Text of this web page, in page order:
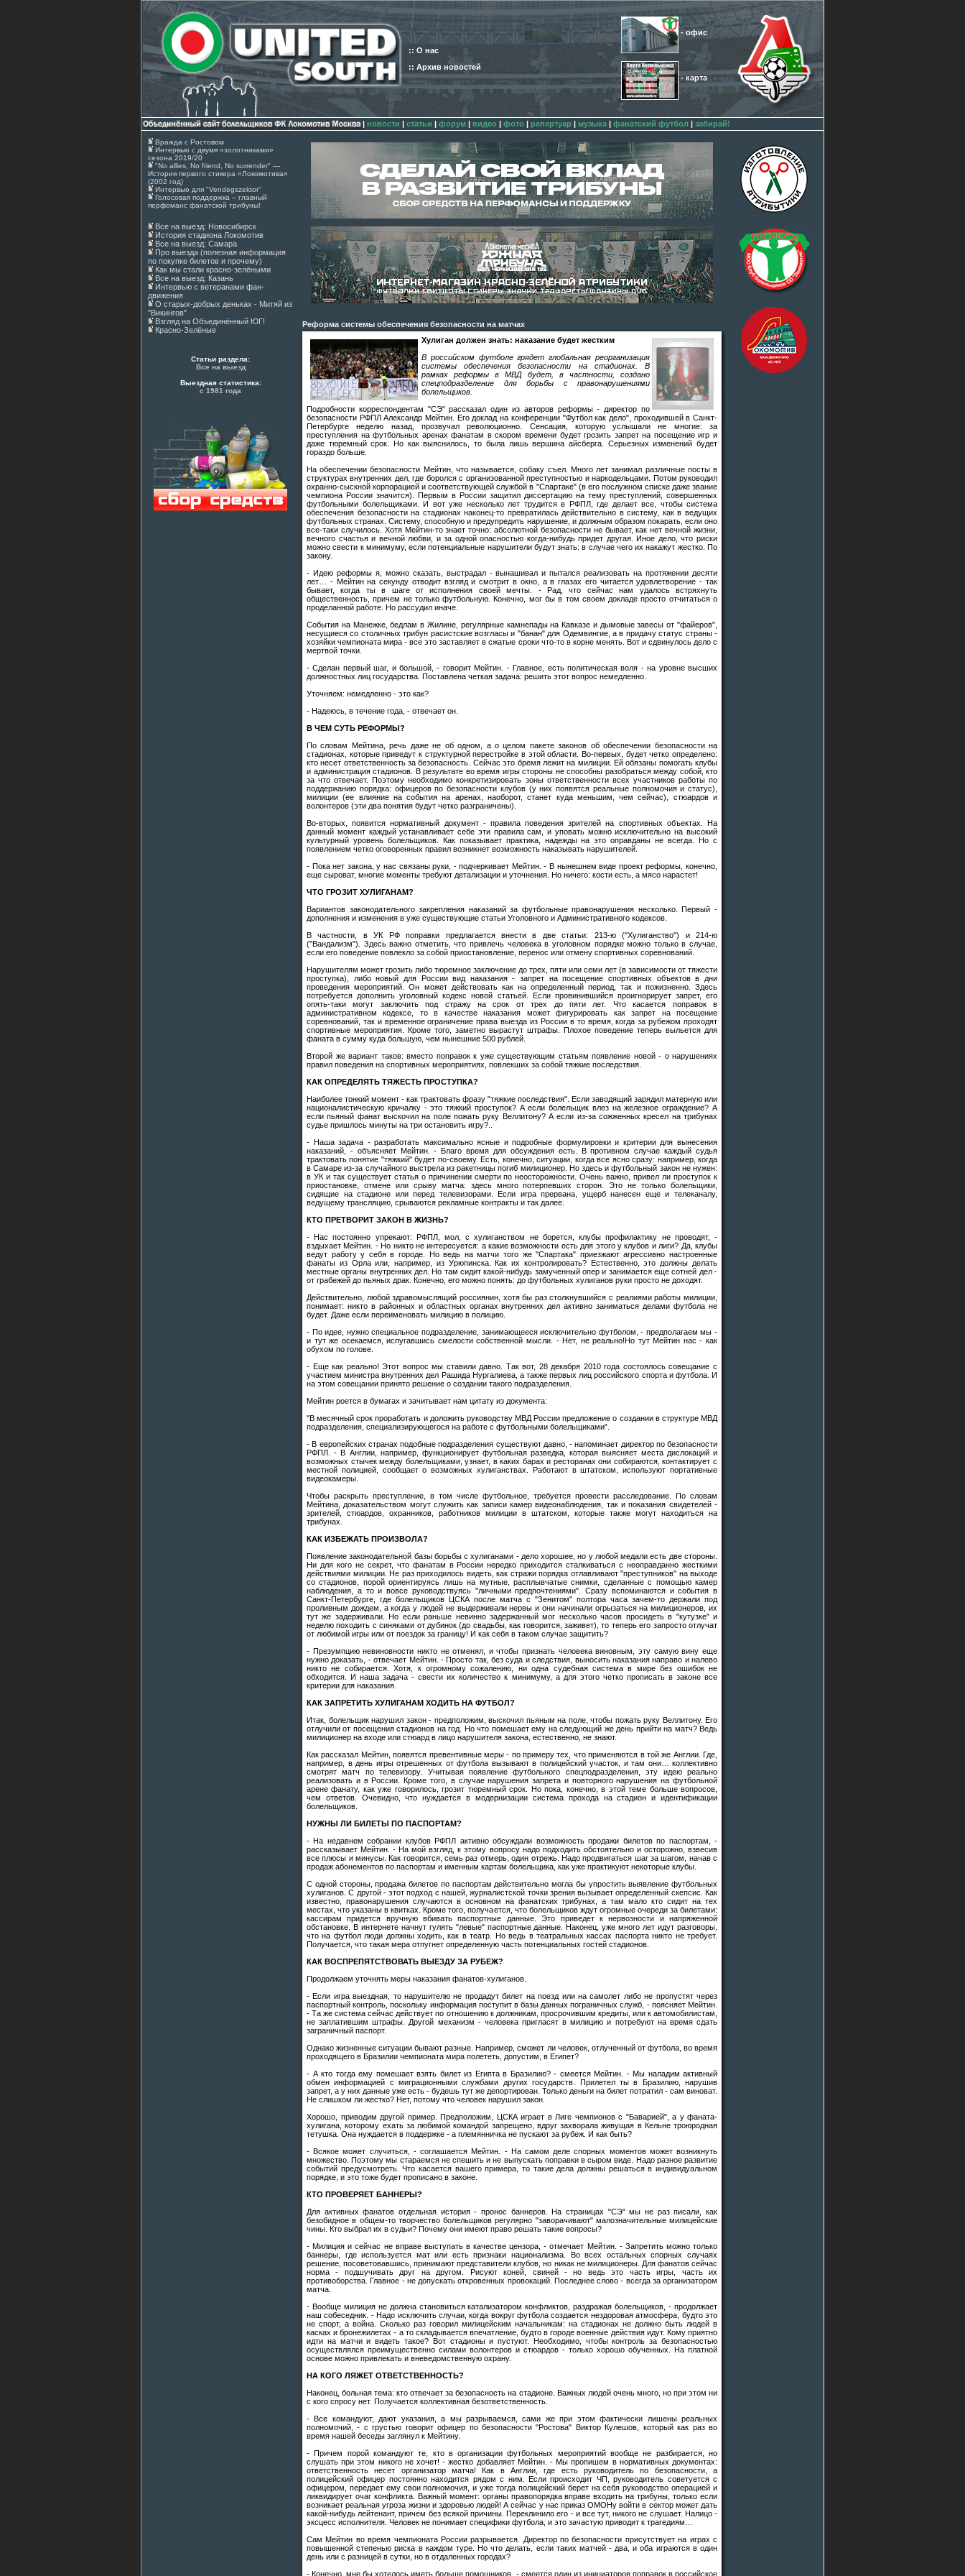
:: О нас
:: Архив новостей
- офис
- карта
| новости | статьи | форум | видео | фото | репертуар | музыка | фанатский футбол | забирай!
Вражда с Ростовом
Интервью с двумя «золотниками»
сезона 2019/20
"No allies, No friend, No surrender" —
История первого стикера «Локомотива»
(2002 год)
Интервью для "Vendegszektor"
Голосовая поддержка – главный
перфоманс фанатской трибуны!
Все на выезд: Новосибирск
История стадиона Локомотив
Все на выезд: Самара
Про выезда (полезная информация
по покупке билетов и прочему)
Как мы стали красно-зелёными
Все на выезд: Казань
Интервью с ветеранами фан-
движения
О старых-добрых деньках - Митяй из
"Викингов"
Взгляд на Объединённый ЮГ!
Красно-Зелёные
Статьи раздела:
Все на выезд
Выездная статистика:
с 1981 года
Реформа системы обеспечения безопасности на матчах
Хулиган должен знать: наказание будет жестким
В российском футболе грядет глобальная реорганизация
системы обеспечения безопасности на стадионах. В
рамках реформы в МВД будет, в частности, создано
спецподразделение для борьбы с правонарушениями
болельщиков.
Подробности корреспондентам "СЭ" рассказал один из авторов реформы - директор по
безопасности РФПЛ Александр Мейтин. Его доклад на конференции "Футбол как дело", проходившей в Санкт-
Петербурге неделю назад, прозвучал революционно. Сенсация, которую услышали не многие: за
преступления на футбольных аренах фанатам в скором времени будет грозить запрет на посещение игр и
даже тюремный срок. Но как выяснилось, то была лишь вершина айсберга. Серьезных изменений будет
гораздо больше.
На обеспечении безопасности Мейтин, что называется, собаку съел. Много лет занимал различные посты в
структурах внутренних дел, где боролся с организованной преступностью и наркодельцами. Потом руководил
охранно-сыскной корпорацией и соответствующей службой в "Спартаке" (в его послужном списке даже звание
чемпиона России значится). Первым в России защитил диссертацию на тему преступлений, совершенных
футбольными болельщиками. И вот уже несколько лет трудится в РФПЛ, где делает все, чтобы система
обеспечения безопасности на стадионах наконец-то превратилась действительно в систему, как в ведущих
футбольных странах. Систему, способную и предупредить нарушение, и должным образом покарать, если оно
все-таки случилось. Хотя Мейтин-то знает точно: абсолютной безопасности не бывает, как нет вечной жизни,
вечного счастья и вечной любви, и за одной опасностью когда-нибудь придет другая. Иное дело, что риски
можно свести к минимуму, если потенциальные нарушители будут знать: в случае чего их накажут жестко. По
закону.
- Идею реформы я, можно сказать, выстрадал - вынашивал и пытался реализовать на протяжении десяти
лет… - Мейтин на секунду отводит взгляд и смотрит в окно, а в глазах его читается удовлетворение - так
бывает, когда ты в шаге от исполнения своей мечты. - Рад, что сейчас нам удалось встряхнуть
общественность, причем не только футбольную. Конечно, мог бы в том своем докладе просто отчитаться о
проделанной работе. Но рассудил иначе.
События на Манежке, бедлам в Жилине, регулярные камнепады на Кавказе и дымовые завесы от "файеров",
несущиеся со столичных трибун расистские возгласы и "банан" для Одемвингие, а в придачу статус страны -
хозяйки чемпионата мира - все это заставляет в сжатые сроки что-то в корне менять. Вот и сдвинулось дело с
мертвой точки.
- Сделан первый шаг, и большой, - говорит Мейтин. - Главное, есть политическая воля - на уровне высших
должностных лиц государства. Поставлена четкая задача: решить этот вопрос немедленно.
Уточняем: немедленно - это как?
- Надеюсь, в течение года, - отвечает он.
В ЧЕМ СУТЬ РЕФОРМЫ?
По словам Мейтина, речь даже не об одном, а о целом пакете законов об обеспечении безопасности на
стадионах, которые приведут к структурной перестройке в этой области. Во-первых, будет четко определено:
кто несет ответственность за безопасность. Сейчас это бремя лежит на милиции. Ей обязаны помогать клубы
и администрация стадионов. В результате во время игры стороны не способны разобраться между собой, кто
за что отвечает. Поэтому необходимо конкретизировать зоны ответственности всех участников работы по
поддержанию порядка: офицеров по безопасности клубов (у них появятся реальные полномочия и статус),
милиции (ее влияние на события на аренах, наоборот, станет куда меньшим, чем сейчас), стюардов и
волонтеров (эти два понятия будут четко разграничены).
Во-вторых, появится нормативный документ - правила поведения зрителей на спортивных объектах. На
данный момент каждый устанавливает себе эти правила сам, и уповать можно исключительно на высокий
культурный уровень болельщиков. Как показывает практика, надежды на это оправданы не всегда. Но с
появлением четко оговоренных правил возникнет возможность наказывать нарушителей.
- Пока нет закона, у нас связаны руки, - подчеркивает Мейтин. - В нынешнем виде проект реформы, конечно,
еще сыроват, многие моменты требуют детализации и уточнения. Но ничего: кости есть, а мясо нарастет!
ЧТО ГРОЗИТ ХУЛИГАНАМ?
Вариантов законодательного закрепления наказаний за футбольные правонарушения несколько. Первый -
дополнения и изменения в уже существующие статьи Уголовного и Административного кодексов.
В частности, в УК РФ поправки предлагается внести в две статьи: 213-ю ("Хулиганство") и 214-ю
("Вандализм"). Здесь важно отметить, что привлечь человека в уголовном порядке можно только в случае,
если его поведение повлекло за собой приостановление, перенос или отмену спортивных соревнований.
Нарушителям может грозить либо тюремное заключение до трех, пяти или семи лет (в зависимости от тяжести
проступка), либо новый для России вид наказания - запрет на посещение спортивных объектов в дни
проведения мероприятий. Он может действовать как на определенный период, так и пожизненно. Здесь
потребуется дополнить уголовный кодекс новой статьей. Если провинившийся проигнорирует запрет, его
опять-таки могут заключить под стражу на срок от трех до пяти лет. Что касается поправок в
административном кодексе, то в качестве наказания может фигурировать как запрет на посещение
соревнований, так и временное ограничение права выезда из России в то время, когда за рубежом проходят
спортивные мероприятия. Кроме того, заметно вырастут штрафы. Плохое поведение теперь выльется для
фаната в сумму куда большую, чем нынешние 500 рублей.
Второй же вариант таков: вместо поправок к уже существующим статьям появление новой - о нарушениях
правил поведения на спортивных мероприятиях, повлекших за собой тяжкие последствия.
КАК ОПРЕДЕЛЯТЬ ТЯЖЕСТЬ ПРОСТУПКА?
Наиболее тонкий момент - как трактовать фразу "тяжкие последствия". Если заводящий зарядил матерную или
националистическую кричалку - это тяжкий проступок? А если болельщик влез на железное ограждение? А
если пьяный фанат выскочил на поле пожать руку Веллитону? А если из-за сожженных кресел на трибунах
судье пришлось минуты на три остановить игру?..
- Наша задача - разработать максимально ясные и подробные формулировки и критерии для вынесения
наказаний, - объясняет Мейтин. - Благо время для обсуждения есть. В противном случае каждый судья
трактовать понятие "тяжкий" будет по-своему. Есть, конечно, ситуации, когда все ясно сразу: например, когда
в Самаре из-за случайного выстрела из ракетницы погиб милиционер. Но здесь и футбольный закон не нужен:
в УК и так существует статья о причинении смерти по неосторожности. Очень важно, привел ли проступок к
приостановке, отмене или срыву матча: здесь много потерпевших сторон. Это не только болельщики,
сидящие на стадионе или перед телевизорами. Если игра прервана, ущерб нанесен еще и телеканалу,
ведущему трансляцию, срываются рекламные контракты и так далее.
КТО ПРЕТВОРИТ ЗАКОН В ЖИЗНЬ?
- Нас постоянно упрекают: РФПЛ, мол, с хулиганством не борется, клубы профилактику не проводят, -
вздыхает Мейтин. - Но никто не интересуется: а какие возможности есть для этого у клубов и лиги? Да, клубы
ведут работу у себя в городе. Но ведь на матчи того же "Спартака" приезжают агрессивно настроенные
фанаты из Орла или, например, из Урюпинска. Как их контролировать? Естественно, это должны делать
местные органы внутренних дел. Но там сидит какой-нибудь замученный опер и занимается еще сотней дел -
от грабежей до пьяных драк. Конечно, его можно понять: до футбольных хулиганов руки просто не доходят.
Действительно, любой здравомыслящий россиянин, хотя бы раз столкнувшийся с реалиями работы милиции,
понимает: никто в районных и областных органах внутренних дел активно заниматься делами футбола не
будет. Даже если переименовать милицию в полицию.
- По идее, нужно специальное подразделение, занимающееся исключительно футболом, - предполагаем мы -
и тут же осекаемся, испугавшись смелости собственной мысли. - Нет, не реально!Но тут Мейтин нас - как
обухом по голове.
- Еще как реально! Этот вопрос мы ставили давно. Так вот, 28 декабря 2010 года состоялось совещание с
участием министра внутренних дел Рашида Нургалиева, а также первых лиц российского спорта и футбола. И
на этом совещании принято решение о создании такого подразделения.
Мейтин роется в бумагах и зачитывает нам цитату из документа:
"В месячный срок проработать и доложить руководству МВД России предложение о создании в структуре МВД
подразделения, специализирующегося на работе с футбольными болельщиками".
- В европейских странах подобные подразделения существуют давно, - напоминает директор по безопасности
РФПЛ. - В Англии, например, функционирует футбольная разведка, которая выясняет места дислокаций и
возможных стычек между болельщиками, узнает, в каких барах и ресторанах они собираются, контактирует с
местной полицией, сообщает о возможных хулиганствах. Работают в штатском, используют портативные
видеокамеры.
Чтобы раскрыть преступление, в том числе футбольное, требуется провести расследование. По словам
Мейтина, доказательством могут служить как записи камер видеонаблюдения, так и показания свидетелей -
зрителей, стюардов, охранников, работников милиции в штатском, которые также могут находиться на
трибунах.
КАК ИЗБЕЖАТЬ ПРОИЗВОЛА?
Появление законодательной базы борьбы с хулиганами - дело хорошее, но у любой медали есть две стороны.
Ни для кого не секрет, что фанатам в России нередко приходится сталкиваться с неоправданно жесткими
действиями милиции. Не раз приходилось видеть, как стражи порядка отлавливают "преступников" на выходе
со стадионов, порой ориентируясь лишь на мутные, расплывчатые снимки, сделанные с помощью камер
наблюдения, а то и вовсе руководствуясь "личными предпочтениями". Сразу вспоминаются и события в
Санкт-Петербурге, где болельщиков ЦСКА после матча с "Зенитом" полтора часа зачем-то держали под
проливным дождем, а когда у людей не выдерживали нервы и они начинали огрызаться на милиционеров, их
тут же задерживали. Но если раньше невинно задержанный мог несколько часов просидеть в "кутузке" и
неделю походить с синяками от дубинок (до свадьбы, как говорится, заживет), то теперь его запросто отлучат
от любимой игры или от поездок за границу! И как себя в таком случае защитить?
- Презумпцию невиновности никто не отменял, и чтобы признать человека виновным, эту самую вину еще
нужно доказать, - отвечает Мейтин. - Просто так, без суда и следствия, выносить наказания направо и налево
никто не собирается. Хотя, к огромному сожалению, ни одна судебная система в мире без ошибок не
обходится. И наша задача - свести их количество к минимуму, а для этого четко прописать в законе все
критерии для наказания.
КАК ЗАПРЕТИТЬ ХУЛИГАНАМ ХОДИТЬ НА ФУТБОЛ?
Итак, болельщик нарушил закон - предположим, выскочил пьяным на поле, чтобы пожать руку Веллитону. Его
отлучили от посещения стадионов на год. Но что помешает ему на следующий же день прийти на матч? Ведь
милиционер на входе или стюард в лицо нарушителя закона, естественно, не знают.
Как рассказал Мейтин, появятся превентивные меры - по примеру тех, что применяются в той же Англии. Где,
например, в день игры отрешенных от футбола вызывают в полицейский участок, и там они… коллективно
смотрят матч по телевизору. Учитывая появление футбольного спецподразделения, эту идею реально
реализовать и в России. Кроме того, в случае нарушения запрета и повторного нарушения на футбольной
арене фанату, как уже говорилось, грозит тюремный срок. Но пока, конечно, в этой теме больше вопросов,
чем ответов. Очевидно, что нуждается в модернизации система прохода на стадион и идентификации
болельщиков.
НУЖНЫ ЛИ БИЛЕТЫ ПО ПАСПОРТАМ?
- На недавнем собрании клубов РФПЛ активно обсуждали возможность продажи билетов по паспортам, -
рассказывает Мейтин. - На мой взгляд, к этому вопросу надо подходить обстоятельно и осторожно, взвесив
все плюсы и минусы. Как говорится, семь раз отмерь, один отрежь. Надо продвигаться шаг за шагом, начав с
продаж абонементов по паспортам и именным картам болельщика, как уже практикуют некоторые клубы.
С одной стороны, продажа билетов по паспортам действительно могла бы упростить выявление футбольных
хулиганов. С другой - этот подход с нашей, журналистской точки зрения вызывает определенный скепсис. Как
известно, правонарушения случаются в основном на фанатских трибунах, а там мало кто сидит на тех
местах, что указаны в квитках. Кроме того, получается, что болельщиков ждут огромные очереди за билетами:
кассирам придется вручную вбивать паспортные данные. Это приведет к нервозности и напряженной
обстановке. В интернете начнут гулять "левые" паспортные данные. Наконец, уже много лет идут разговоры,
что на футбол люди должны ходить, как в театр. Но ведь в театральных кассах паспорта никто не требует.
Получается, что такая мера отпугнет определенную часть потенциальных гостей стадионов.
КАК ВОСПРЕПЯТСТВОВАТЬ ВЫЕЗДУ ЗА РУБЕЖ?
Продолжаем уточнять меры наказания фанатов-хулиганов.
- Если игра выездная, то нарушителю не продадут билет на поезд или на самолет либо не пропустят через
паспортный контроль, поскольку информация поступит в базы данных пограничных служб, - поясняет Мейтин.
- Та же система сейчас действует по отношению к должникам, просрочившим кредиты, или к автомобилистам,
не заплатившим штрафы. Другой механизм - человека пригласят в милицию и потребуют на время сдать
заграничный паспорт.
Однако жизненные ситуации бывают разные. Например, сможет ли человек, отлученный от футбола, во время
проходящего в Бразилии чемпионата мира полететь, допустим, в Египет?
- А кто тогда ему помешает взять билет из Египта в Бразилию? - смеется Мейтин. - Мы наладим активный
обмен информацией с миграционными службами других государств. Прилетел ты в Бразилию, нарушив
запрет, а у них данные уже есть - будешь тут же депортирован. Только деньги на билет потратил - сам виноват.
Не слишком ли жестко? Нет, потому что человек нарушил закон.
Хорошо, приводим другой пример. Предположим, ЦСКА играет в Лиге чемпионов с "Баварией", а у фаната-
хулигана, которому ехать за любимой командой запрещено, вдруг захворала живущая в Кельне троюродная
тетушка. Она нуждается в поддержке - а племянничка не пускают за рубеж. И как быть?
- Всякое может случиться, - соглашается Мейтин. - На самом деле спорных моментов может возникнуть
множество. Поэтому мы стараемся не спешить и не выпускать поправки в сыром виде. Надо разное развитие
событий предусмотреть. Что касается вашего примера, то такие дела должны решаться в индивидуальном
порядке, и это тоже будет прописано в законе.
КТО ПРОВЕРЯЕТ БАННЕРЫ?
Для активных фанатов отдельная история - пронос баннеров. На страницах "СЭ" мы не раз писали, как
безобидное в общем-то творчество болельщиков регулярно "заворачивают" малозначительные милицейские
чины. Кто выбрал их в судьи? Почему они имеют право решать такие вопросы?
- Милиция и сейчас не вправе выступать в качестве цензора, - отмечает Мейтин. - Запретить можно только
баннеры, где используется мат или есть признаки национализма. Во всех остальных спорных случаях
решение, посоветовавшись, принимают представители клубов, но никак не милиционеры. Для фанатов сейчас
норма - подшучивать друг на другом. Рисуют коней, свиней - но ведь это часть игры, часть их
противоборства. Главное - не допускать откровенных провокаций. Последнее слово - всегда за организатором
матча.
- Вообще милиция не должна становиться катализатором конфликтов, раздражая болельщиков, - продолжает
наш собеседник. - Надо исключить случаи, когда вокруг футбола создается нездоровая атмосфера, будто это
не спорт, а война. Сколько раз говорил милицейским начальникам: на стадионах не должно быть людей в
касках и бронежилетах - а то складывается впечатление, будто в городе военные действия идут. Кому приятно
идти на матчи и видеть такое? Вот стадионы и пустуют. Необходимо, чтобы контроль за безопасностью
осуществлялся преимущественно силами волонтеров и стюардов - только хорошо обученных. На платной
основе можно привлекать и вневедомственную охрану.
НА КОГО ЛЯЖЕТ ОТВЕТСТВЕННОСТЬ?
Наконец, больная тема: кто отвечает за безопасность на стадионе. Важных людей очень много, но при этом ни
с кого спросу нет. Получается коллективная безответственность.
- Все командуют, дают указания, а мы разрываемся, сами же при этом фактически лишены реальных
полномочий, - с грустью говорит офицер по безопасности "Ростова" Виктор Кулешов, который как раз во
время нашей беседы заглянул к Мейтину.
- Причем порой командуют те, кто в организации футбольных мероприятий вообще не разбирается, но
слушать при этом никого не хочет! - жестко добавляет Мейтин. - Мы пропишем в нормативных документах:
ответственность несет организатор матча! Как в Англии, где есть руководитель по безопасности, а
полицейский офицер постоянно находится рядом с ним. Если происходит ЧП, руководитель советуется с
офицером, передает ему свои полномочия, и уже тогда полицейский берет на себя руководство операцией и
ликвидирует очаг конфликта. Важный момент: органы правопорядка вправе входить на трибуны, только если
возникает реальная угроза жизни и здоровью людей! А сейчас у нас приказ ОМОНу войти в сектор может дать
какой-нибудь лейтенант, причем без всякой причины. Переклинило его - и все тут, никого не слушает. Налицо -
эксцесс исполнителя. Человек не понимает специфики футбола, и это зачастую приводит к трагедиям…
Сам Мейтин во время чемпионата России разрывается. Директор по безопасности присутствует на играх с
повышенной степенью риска в каждом туре. Но что делать, если таких матчей - два, и оба играются в один
день или с разницей в сутки, но в отдаленных городах?
- Конечно, мне бы хотелось иметь больше помощников, - смеется один из инициаторов поправок в российское